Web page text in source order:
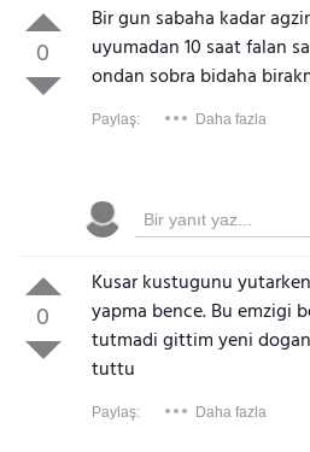
0
Bir gun sabaha kadar
uyumadan 10 saat falan
ondan sobra bidaha
Paylaş: Daha fazla
0
Kusar kustugunu
yapma bence. Bu emzigi
tutmadi gittim yeni
tuttu
Paylaş: Daha fazla